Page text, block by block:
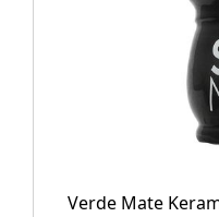
Verde Mate